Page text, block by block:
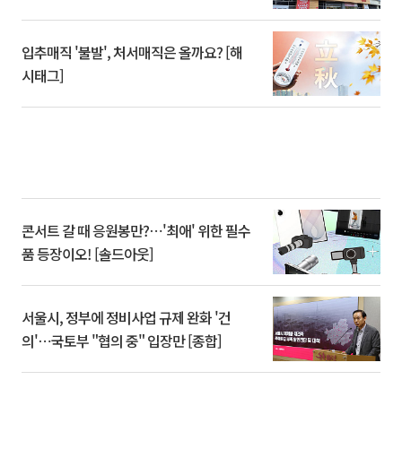
입추매직 '불발', 처서매직은 올까요? [해
시태그]
콘서트 갈 때 응원봉만?⋯'최애' 위한 필수
품 등장이오! [솔드아웃]
서울시, 정부에 정비사업 규제 완화 '건
의'⋯국토부 "협의 중" 입장만 [종합]